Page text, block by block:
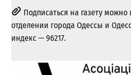
Подписаться на газету
отделении города Одессы и
индекс — 96217.